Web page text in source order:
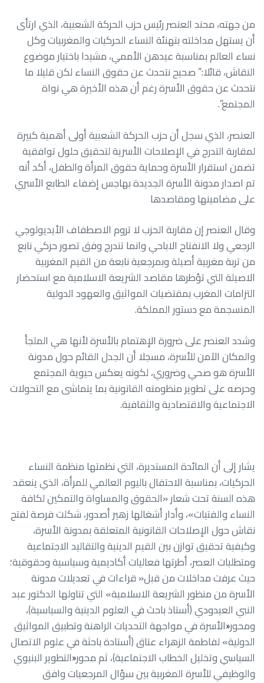
من جهته، محند العنصر رئيس حزب الحركة الشعبية، الذي ارتأى
أن يستهل مداخلته بتهنئة النساء الحركيات والمغربيات وكل
نساء العالم بمناسبة عيدهن الأممي، مشيدا باختيار موضوع
النقاش، قائلا:” صحيح نتحدث عن حقوق النساء لكن قليلا ما
نتحدث عن حقوق الأسرة رغم أن هذه الأخيرة هي نواة
المجتمع”.
العنصر، الذي سجل أن حزب الحركة الشعبية أولى أهمية كبيرة
لمقاربة التدرج في الإصلاحات الأسرية لتحقيق حلول توافقية
تضمن استقرار الأسرة وحماية حقوق المرأة والطفل، أكد أنه
تم اصدار مدونة الأسرة الجديدة بهاجس إضفاء الطابع الأسري
على مضامينها ومقاصدها
وقال العنصر إن مقاربة الحزب لا تروم الاصطفاف الأيديولوجي
الرجعي ولا الانفتاح الاباحي وانما تندرج وفق تصور حركي نابع
من تربة مغربية أصيلة وبمرجعية نابعة من القيم المغربية
الاصيلة التي تؤطرها مقاصد الشريعة الاسلامية مع استحضار
التزامات المغرب بمقتضيات المواثيق والعهود الدولية
المنسجمة مع دستور المملكة.
وشدد العنصر على ضرورة الإهتمام بالأسرة لأنها هي الملجأ
والمكان الآمن للأسرة، مسجلا أن الجدل القائم حول مدونة
الأسرة هو صحي وضروري، لكونه يعكس حيوية المجتمع
وحرصه على تطوير منظومته القانونية بما يتماشى مع التحولات
الاجتماعية والاقتصادية والثقافية.
يشار إلى أن المائدة المستديرة، التي نظمتها منظمة النساء
الحركيات، بمناسبة الاحتفال باليوم العالمي للمرأة، الذي ينعقد
هذه السنة تحت شعار «الحقوق والمساواة والتمكين لكافة
النساء والفتيات»، وأدار أشغالها زهير أصدور، شكلت فرصة لفتح
نقاش حول الإصلاحات القانونية المتعلقة بمدونة الأسرة،
وكيفية تحقيق توازن بين القيم الدينية والتقاليد الاجتماعية
ومتطلبات العصر، أطرتها فعاليات أكاديمية وسياسية وحقوقية؛
حيث عرفت مداخلات من قبل« قراءات في تعديلات مدونة
الأسرة من منظور الشريعة الاسلامية» التي تناولها الدكتور عبد
النبي العيدودي (أستاذ باحث في العلوم الدينية والسياسية)،
ومحور«الأسرة في مواجهة التحديات الراهنة وتطبيق المواثيق
الدولية» لفاطمة الزهراء عتاق (أستادة باحثة في علوم الاتصال
السياسي وتخليل الخطاب الاجتماعية)، ثم محور«التطوير البنيوي
والوظيفي للأسرة المغربية بين سؤال المرجعيات وافق